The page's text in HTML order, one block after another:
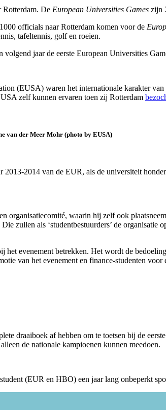
Rotterdam. De European Universities Games zijn
officials naar Rotterdam komen voor de
tafeltennis, golf en roeien.
volgend jaar de eerste European Universities
(EUSA) waren het internationale karakter
zelf kunnen ervaren toen zij Rotterdam
van der Meer Mohr (photo by EUSA)
2014 van de EUR, als de universiteit
organisatiecomité, waarin hij zelf ook
zullen als ‘studentbestuurders’ de
evenement betrekken. Het wordt de
van het evenement en finance-studenten voor
draaiboek af hebben om te toetsen bij de
de nationale kampioenen kunnen meedoen.
(EUR en HBO) een jaar lang onbeperkt